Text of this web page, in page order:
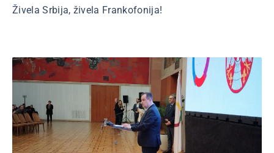
Živela Srbija, živela Frankofonija!